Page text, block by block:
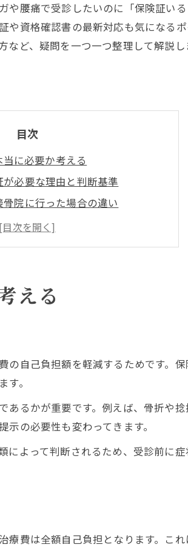
腰痛で受診したいのに「保険証い
資格確認書の最新対応も気になる
ど、疑問を一つ一つ整理して解説
目次
に必要か考える
必要な理由と判断基準
院に行った場合の違い
の保険証要否のポイント
いらないケースはある？
行く場合の注意点
骨院受診時のリスクと準備
康保険証がない時の流れ
どう決まるのか
額と保険証の関係性
無による費用差を解説
できるケースと流れ
える
自己負担額を軽減するためです。
。
るかが重要です。例えば、骨折や
の必要性も変わってきます。
よって判断されるため、受診前に
費は全額自己負担となります。こ